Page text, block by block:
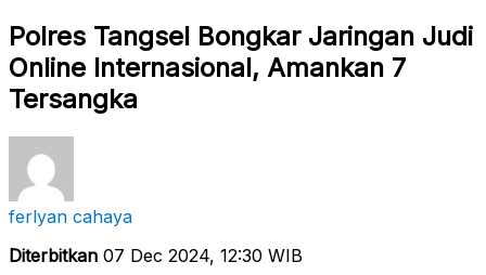
Polres Tangsel Bongkar Jaringan Judi
Online Internasional, Amankan 7
Tersangka
ferlyan cahaya
Diterbitkan 07 Dec 2024, 12:30 WIB